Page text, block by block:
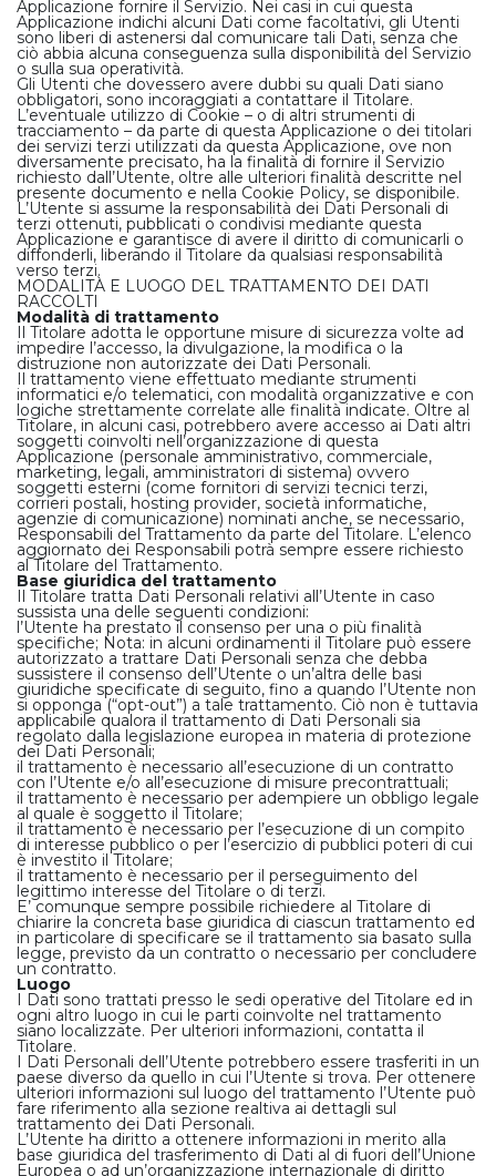
Richiedi Offerta
Applicazione fornire il Servizio. Nei casi in cui questa
Applicazione indichi alcuni Dati come facoltativi, gli Utenti
sono liberi di astenersi dal comunicare tali Dati, senza che
ciò abbia alcuna conseguenza sulla disponibilità del Servizio
o sulla sua operatività.
Gli Utenti che dovessero avere dubbi su quali Dati siano
obbligatori, sono incoraggiati a contattare il Titolare.
L’eventuale utilizzo di Cookie – o di altri strumenti di
tracciamento – da parte di questa Applicazione o dei titolari
dei servizi terzi utilizzati da questa Applicazione, ove non
diversamente precisato, ha la finalità di fornire il Servizio
richiesto dall’Utente, oltre alle ulteriori finalità descritte nel
presente documento e nella Cookie Policy, se disponibile.
L’Utente si assume la responsabilità dei Dati Personali di
terzi ottenuti, pubblicati o condivisi mediante questa
Applicazione e garantisce di avere il diritto di comunicarli o
diffonderli, liberando il Titolare da qualsiasi responsabilità
verso terzi.
MODALITÀ E LUOGO DEL TRATTAMENTO DEI DATI
RACCOLTI
Modalità di trattamento
Il Titolare adotta le opportune misure di sicurezza volte ad
impedire l’accesso, la divulgazione, la modifica o la
distruzione non autorizzate dei Dati Personali.
Il trattamento viene effettuato mediante strumenti
informatici e/o telematici, con modalità organizzative e con
logiche strettamente correlate alle finalità indicate. Oltre al
Titolare, in alcuni casi, potrebbero avere accesso ai Dati altri
soggetti coinvolti nell’organizzazione di questa
Applicazione (personale amministrativo, commerciale,
marketing, legali, amministratori di sistema) ovvero
soggetti esterni (come fornitori di servizi tecnici terzi,
corrieri postali, hosting provider, società informatiche,
agenzie di comunicazione) nominati anche, se necessario,
Responsabili del Trattamento da parte del Titolare. L’elenco
aggiornato dei Responsabili potrà sempre essere richiesto
al Titolare del Trattamento.
Base giuridica del trattamento
Il Titolare tratta Dati Personali relativi all’Utente in caso
sussista una delle seguenti condizioni:
l’Utente ha prestato il consenso per una o più finalità
specifiche; Nota: in alcuni ordinamenti il Titolare può essere
autorizzato a trattare Dati Personali senza che debba
sussistere il consenso dell’Utente o un’altra delle basi
giuridiche specificate di seguito, fino a quando l’Utente non
si opponga (“opt-out”) a tale trattamento. Ciò non è tuttavia
applicabile qualora il trattamento di Dati Personali sia
regolato dalla legislazione europea in materia di protezione
dei Dati Personali;
il trattamento è necessario all’esecuzione di un contratto
con l’Utente e/o all’esecuzione di misure precontrattuali;
il trattamento è necessario per adempiere un obbligo legale
al quale è soggetto il Titolare;
il trattamento è necessario per l’esecuzione di un compito
di interesse pubblico o per l’esercizio di pubblici poteri di cui
è investito il Titolare;
il trattamento è necessario per il perseguimento del
legittimo interesse del Titolare o di terzi.
E’ comunque sempre possibile richiedere al Titolare di
chiarire la concreta base giuridica di ciascun trattamento ed
in particolare di specificare se il trattamento sia basato sulla
legge, previsto da un contratto o necessario per concludere
un contratto.
Luogo
I Dati sono trattati presso le sedi operative del Titolare ed in
ogni altro luogo in cui le parti coinvolte nel trattamento
siano localizzate. Per ulteriori informazioni, contatta il
Titolare.
I Dati Personali dell’Utente potrebbero essere trasferiti in un
paese diverso da quello in cui l’Utente si trova. Per ottenere
ulteriori informazioni sul luogo del trattamento l’Utente può
fare riferimento alla sezione realtiva ai dettagli sul
trattamento dei Dati Personali.
L’Utente ha diritto a ottenere informazioni in merito alla
base giuridica del trasferimento di Dati al di fuori dell’Unione
Europea o ad un’organizzazione internazionale di diritto